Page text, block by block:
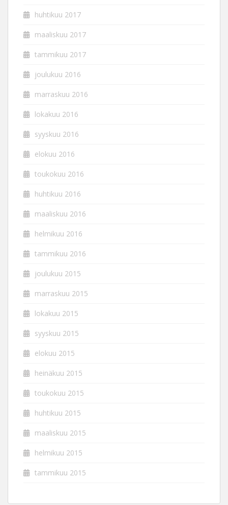
huhtikuu 2017
maaliskuu 2017
tammikuu 2017
joulukuu 2016
marraskuu 2016
lokakuu 2016
syyskuu 2016
elokuu 2016
toukokuu 2016
huhtikuu 2016
maaliskuu 2016
helmikuu 2016
tammikuu 2016
joulukuu 2015
marraskuu 2015
lokakuu 2015
syyskuu 2015
elokuu 2015
heinäkuu 2015
toukokuu 2015
huhtikuu 2015
maaliskuu 2015
helmikuu 2015
tammikuu 2015